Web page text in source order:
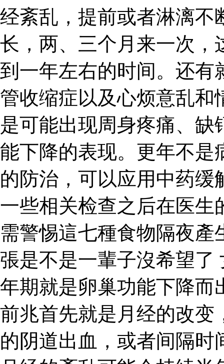
经紊乱，提前或者淋漓不
长，两、三个月来一次，
到一年左右的时间。还有
管收缩症以及心烦意乱和
是可能出现周身疼痛、
能下降的表现。更年不是
的防治，可以应用中药
一些相关检查之后在医生
需警惕這七種食物隔夜
張是不是一輩子沒希望了
年期就是卵巢功能下降而
前兆首先就是月经的改变
的阴道出血，或者间隔